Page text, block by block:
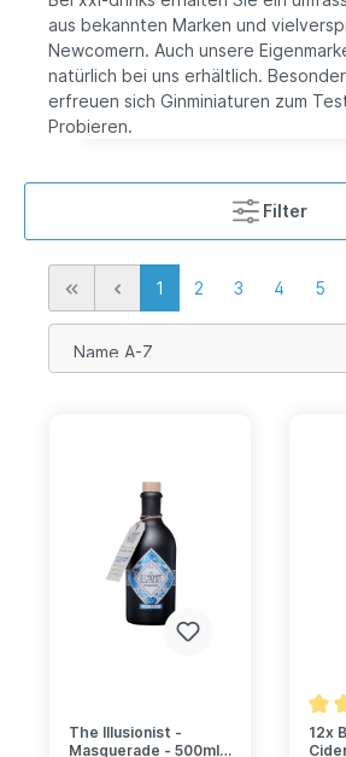
aus bekannten Marken und
Newcomern. Auch unsere
natürlich bei uns erhältlich.
erfreuen sich Ginminiaturen zum
Probieren.
Filter
1 2 3 4 5
The Illusionist -
Masquerade - 500ml
12x